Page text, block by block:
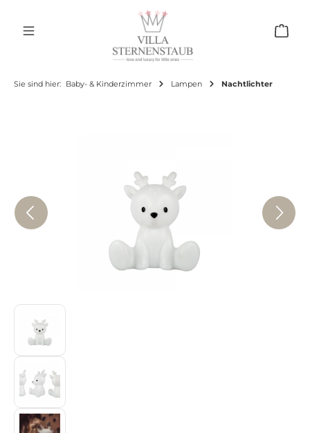
Sie sind hier: Baby- & Kinderzimmer Lampen Nachtlichter